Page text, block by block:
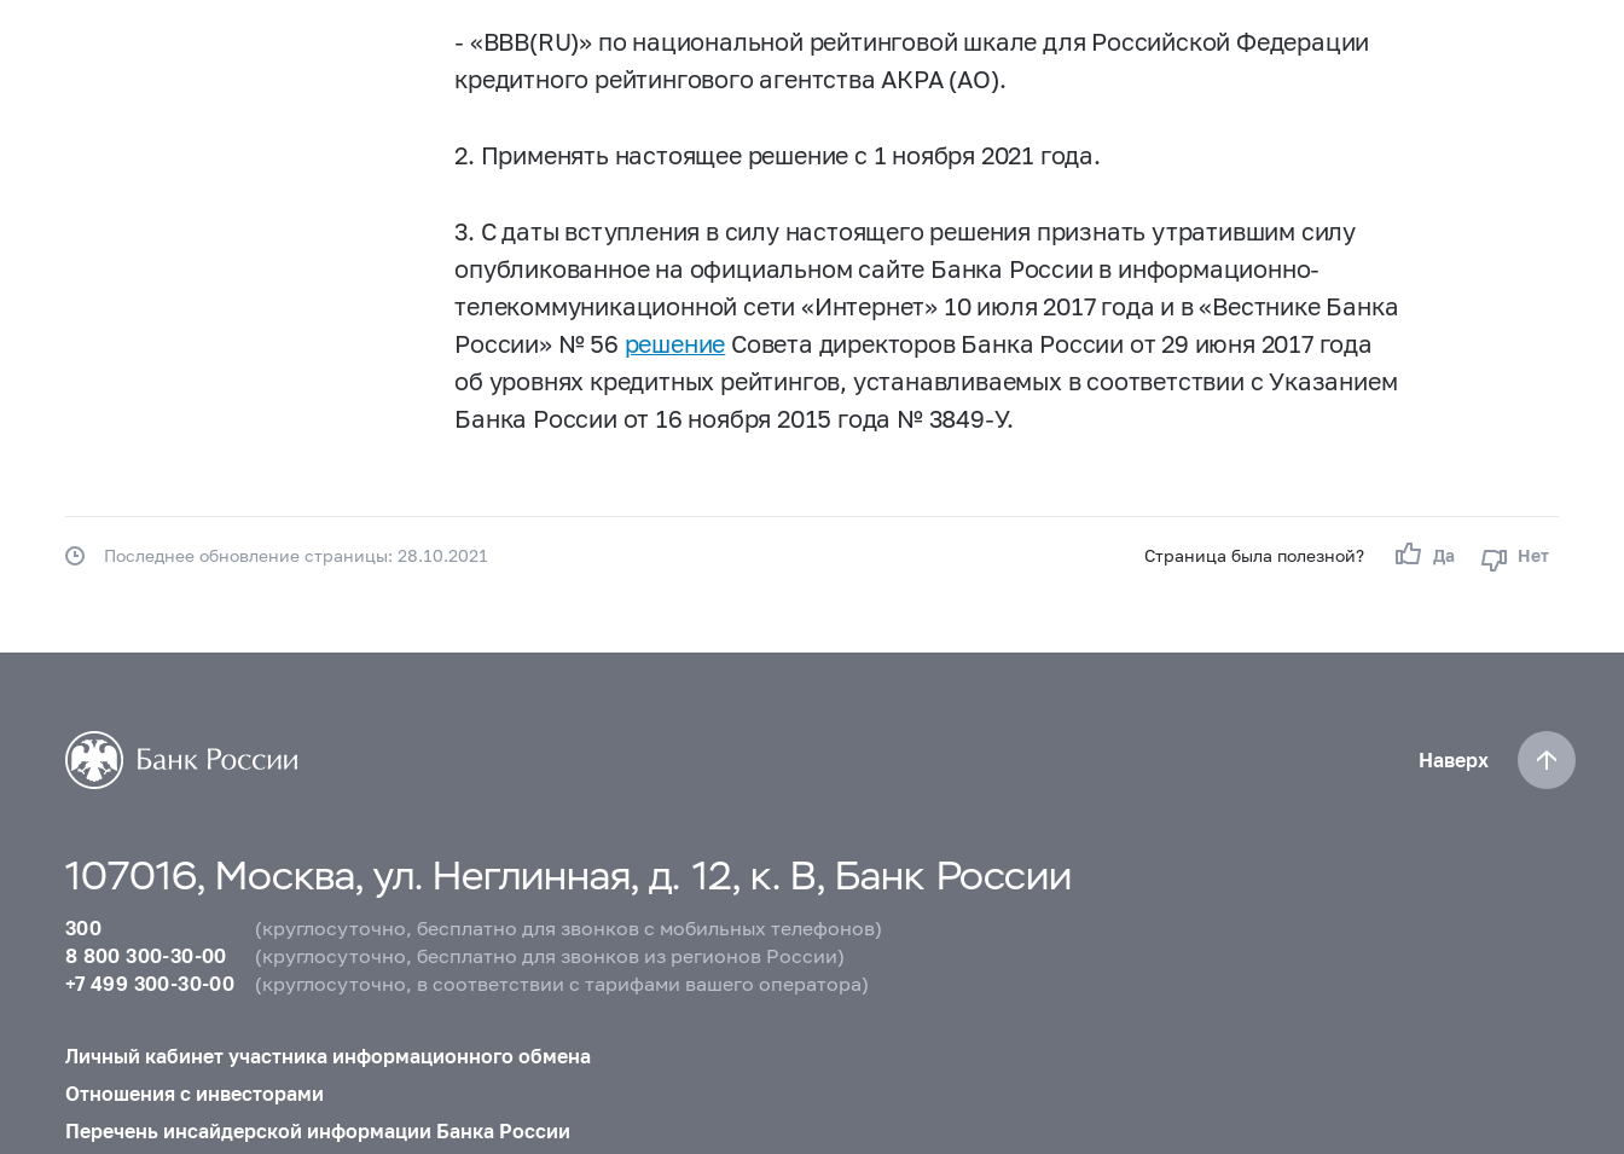
- «BBB(RU)» по национальной рейтинговой шкале для Российской Федерации
кредитного рейтингового агентства АКРА (АО).
2. Применять настоящее решение с 1 ноября 2021 года.
3. С даты вступления в силу настоящего решения признать утратившим силу
опубликованное на официальном сайте Банка России в информационно-
телекоммуникационной сети «Интернет» 10 июля 2017 года и в «Вестнике Банка
России» № 56 решение Совета директоров Банка России от 29 июня 2017 года
об уровнях кредитных рейтингов, устанавливаемых в соответствии с Указанием
Банка России от 16 ноября 2015 года № 3849-У.
Страница была полезной? Да Нет
Последнее обновление страницы: 28.10.2021
Наверх
107016, Москва, ул. Неглинная, д. 12, к. В, Банк России
300
(круглосуточно, бесплатно для звонков с мобильных телефонов)
8 800 300-30-00
(круглосуточно, бесплатно для звонков из регионов России)
+7 499 300-30-00
(круглосуточно, в соответствии с тарифами вашего оператора)
Личный кабинет участника информационного обмена
Отношения с инвесторами
Перечень инсайдерской информации Банка России